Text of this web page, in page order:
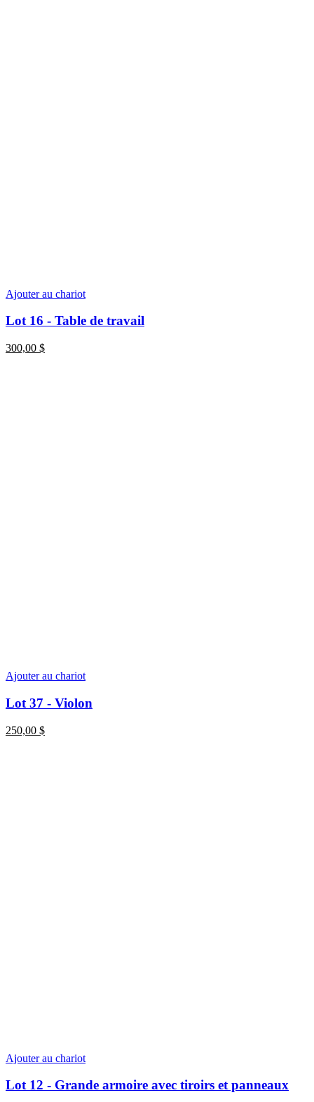
Ajouter au chariot
Lot 16 - Table de travail
300,00 $
Ajouter au chariot
Lot 37 - Violon
250,00 $
Ajouter au chariot
Lot 12 - Grande armoire avec tiroirs et panneaux